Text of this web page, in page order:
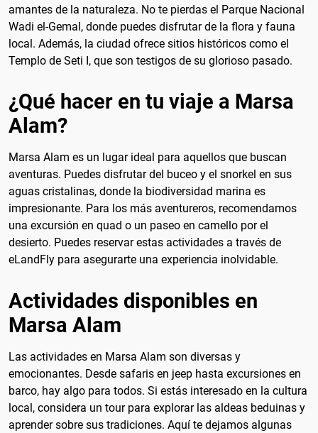
amantes de la naturaleza. No te pierdas el Parque Nacional
Wadi el-Gemal, donde puedes disfrutar de la flora y fauna
local. Además, la ciudad ofrece sitios históricos como el
Templo de Seti I, que son testigos de su glorioso pasado.
¿Qué hacer en tu viaje a Marsa
Alam?
Marsa Alam es un lugar ideal para aquellos que buscan
aventuras. Puedes disfrutar del buceo y el snorkel en sus
aguas cristalinas, donde la biodiversidad marina es
impresionante. Para los más aventureros, recomendamos
una excursión en quad o un paseo en camello por el
desierto. Puedes reservar estas actividades a través de
eLandFly para asegurarte una experiencia inolvidable.
Actividades disponibles en
Marsa Alam
Las actividades en Marsa Alam son diversas y
emocionantes. Desde safaris en jeep hasta excursiones en
barco, hay algo para todos. Si estás interesado en la cultura
local, considera un tour para explorar las aldeas beduinas y
aprender sobre sus tradiciones. Aquí te dejamos algunas